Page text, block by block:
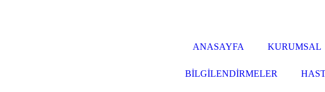
ANASAYFA KURUMSAL
BİLGİLENDİRMELER